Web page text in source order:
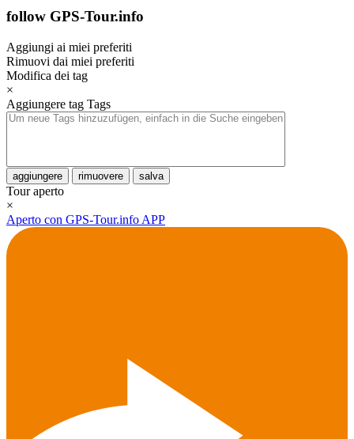
follow GPS-Tour.info
Aggiungi ai miei preferiti
Rimuovi dai miei preferiti
Modifica dei tag
×
Aggiungere tag Tags
aggiungere rimuovere salva
Tour aperto
×
Aperto con GPS-Tour.info APP